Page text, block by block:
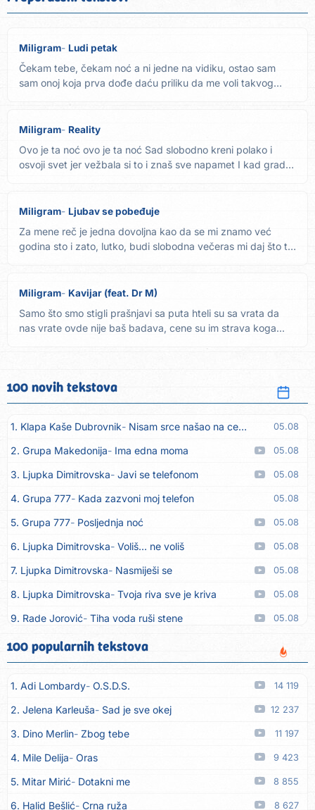
Miligram Ludi petak
Čekam tebe, čekam noć a ni jedne na vidiku, ostao sam
sam onoj koja prva dođe daću priliku da me voli takvog
Miligram Reality
Ovo je ta noć ovo je ta noć Sad slobodno kreni polako i
osvoji svet jer vežbala si to i znaš sve napamet I kad grad
Miligram Ljubav se pobeđuje
Za mene reč je jedna dovoljna kao da se mi znamo već
godina sto i zato, lutko, budi slobodna večeras mi daj što ti
Miligram Kavijar (feat. Dr M)
Samo što smo stigli prašnjavi sa puta hteli su sa vrata da
nas vrate ovde nije baš badava, cene su im strava koga...
100 novih tekstova
1. Klapa Kaše Dubrovnik Nisam srce našao na cesti 05.08
2. Grupa Makedonija Ima edna moma 05.08
3. Ljupka Dimitrovska Javi se telefonom 05.08
4. Grupa 777 Kada zazvoni moj telefon 05.08
5. Grupa 777 Posljednja noć 05.08
6. Ljupka Dimitrovska Voliš... ne voliš 05.08
7. Ljupka Dimitrovska Nasmiješi se 05.08
8. Ljupka Dimitrovska Tvoja riva sve je kriva 05.08
9. Rade Jorović Tiha voda ruši stene 05.08
10. Boris Novković Sve je manje prijatelja
11. Tereza Kesovija Švora 05.08
12. Tereza Kesovija Reci mi, idi 05.08
13. Lile Da me majka opet rodi 05.08
14. Monika Ivkić Beograd i Novi Sad 05.08
15. Darko Lazić Sve je to za ljude 05.08
16. Elma Sinanović Cicija 05.08
100 popularnih tekstova
1. Adi Lombardy O.S.D.S. 14 119
2. Jelena Karleuša Sad je sve okej 12 237
3. Dino Merlin Zbog tebe 11 197
4. Mile Delija Oras 9 423
5. Mitar Mirić Dotakni me 8 855
6. Halid Bešlić Crna ruža 8 627